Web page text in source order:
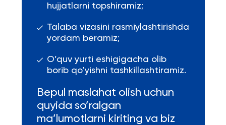
hujjatlarni topshiramiz;
Talaba vizasini rasmiylashtirishda
yordam beramiz;
O’quv yurti eshigigacha olib
borib qo’yishni tashkillashtiramiz.
Bepul maslahat olish uchun
quyida so’ralgan
ma’lumotlarni kiriting va biz